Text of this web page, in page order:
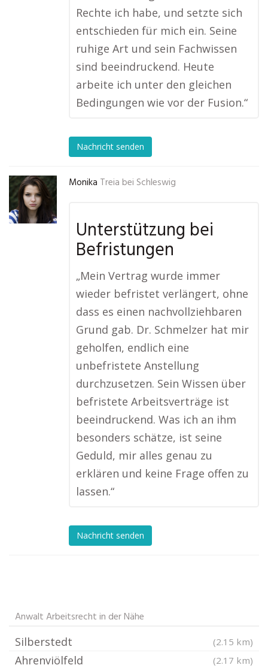
Rechte ich habe, und setzte sich
entschieden für mich ein. Seine
ruhige Art und sein Fachwissen
sind beeindruckend. Heute
arbeite ich unter den gleichen
Bedingungen wie vor der Fusion.“
Nachricht senden
Monika Treia bei Schleswig
Unterstützung bei
Befristungen
„Mein Vertrag wurde immer
wieder befristet verlängert, ohne
dass es einen nachvollziehbaren
Grund gab. Dr. Schmelzer hat mir
geholfen, endlich eine
unbefristete Anstellung
durchzusetzen. Sein Wissen über
befristete Arbeitsverträge ist
beeindruckend. Was ich an ihm
besonders schätze, ist seine
Geduld, mir alles genau zu
erklären und keine Frage offen zu
lassen.“
Nachricht senden
Anwalt Arbeitsrecht in der Nähe
Silberstedt (2.15 km)
Ahrenviölfeld (2.17 km)